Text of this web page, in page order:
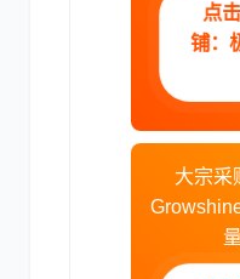
大宇
点
铺：
大宗采